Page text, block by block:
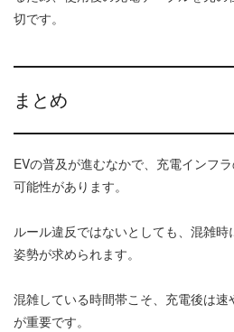
切です。
まとめ
EVの普及が進むなかで、充電インフ
可能性があります。
ルール違反ではないとしても、混雑
姿勢が求められます。
混雑している時間帯こそ、充電後は
が重要です。